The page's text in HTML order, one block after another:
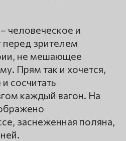
человеческое и
зрителем
не мешающее
Прям так и хочется,
сосчитать
каждый вагон. На
заснеженная поляна,